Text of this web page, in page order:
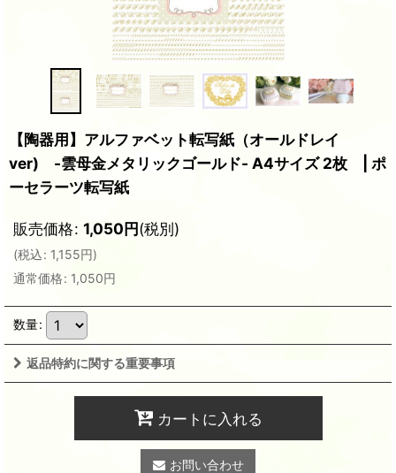
【陶器用】アルファベット転写紙（オールドレイ
ver) -雲母金メタリックゴールド- A4サイズ 2枚 | ポ
ーセラーツ転写紙
販売価格: 1,050円(税別)
(税込: 1,155円)
通常価格: 1,050円
数量:
返品特約に関する重要事項
カートに入れる
お問い合わせ